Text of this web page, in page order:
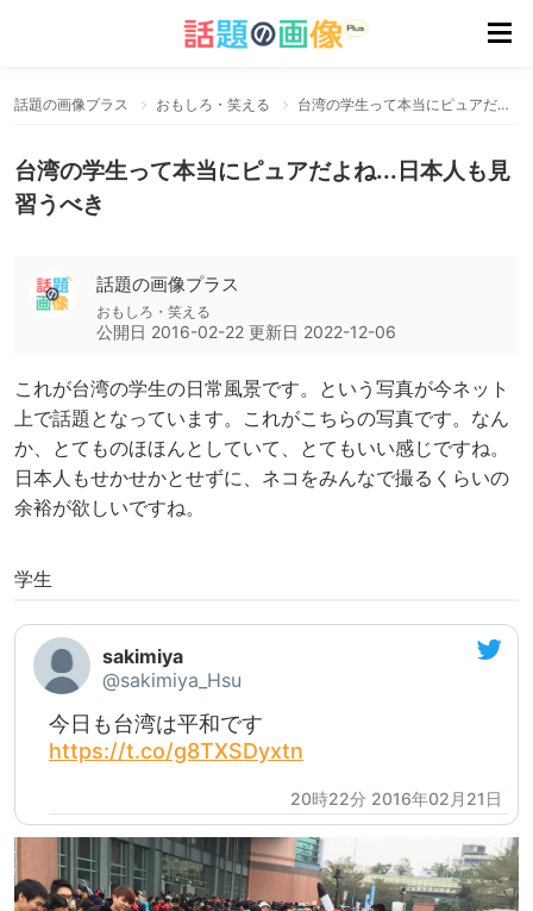
話題の画像プラス おもしろ・笑える 台湾の学生って本当にピュアだよね...日本人も見習うべき
台湾の学生って本当にピュアだよね...日本人も見
習うべき
話題の画像プラス
おもしろ・笑える
公開日 2016-02-22 更新日 2022-12-06
これが台湾の学生の日常風景です。という写真が今ネット
上で話題となっています。これがこちらの写真です。なん
か、とてものほほんとしていて、とてもいい感じですね。
日本人もせかせかとせずに、ネコをみんなで撮るくらいの
余裕が欲しいですね。
学生
sakimiya
@sakimiya_Hsu
今日も台湾は平和です
https://t.co/g8TXSDyxtn
20時22分 2016年02月21日